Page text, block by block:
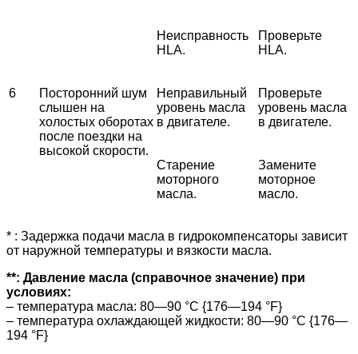
Неисправность
HLA.
Проверьте
HLA.
6
Посторонний шум
слышен на
холостых оборотах
после поездки на
высокой скорости.
Неправильный
уровень масла
в двигателе.
Проверьте
уровень масла
в двигателе.
Старение
моторного
масла.
Замените
моторное
масло.
* : Задержка подачи масла в гидрокомпенсаторы зависит
от наружной температуры и вязкости масла.
**: Давление масла (справочное значение) при
условиях:
– температура масла: 80—90 °C {176—194 °F}
– температура охлаждающей жидкости: 80—90 °C {176—
194 °F}